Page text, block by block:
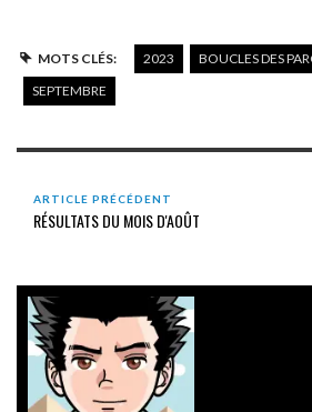
MOTS CLÉS: 2023 BOUCLES DES
SEPTEMBRE
ARTICLE PRÉCÉDENT
RÉSULTATS DU MOIS D'AOÛT